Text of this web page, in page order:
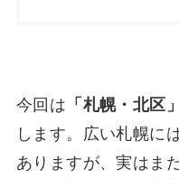
今回は 「札幌・北区」
します。広い札幌に
ありますが、実はま